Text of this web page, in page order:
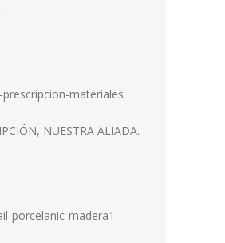
NUESTRA ALIADA.